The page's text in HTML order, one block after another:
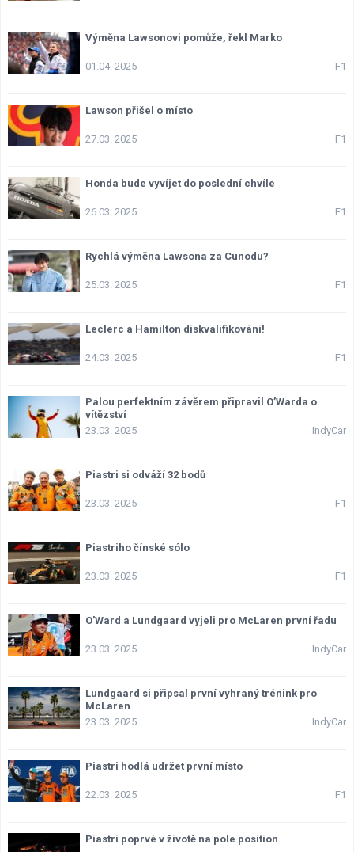
Výměna Lawsonovi pomůže, řekl Marko
F1
01.04. 2025
Lawson přišel o místo
F1
27.03. 2025
Honda bude vyvíjet do poslední chvíle
F1
26.03. 2025
Rychlá výměna Lawsona za Cunodu?
F1
25.03. 2025
Leclerc a Hamilton diskvalifikováni!
F1
24.03. 2025
Palou perfektním závěrem připravil O’Warda o
vítězství
IndyCar
23.03. 2025
Piastri si odváží 32 bodů
F1
23.03. 2025
Piastriho čínské sólo
F1
23.03. 2025
O’Ward a Lundgaard vyjeli pro McLaren první řadu
IndyCar
23.03. 2025
Lundgaard si připsal první vyhraný trénink pro
McLaren
IndyCar
23.03. 2025
Piastri hodlá udržet první místo
F1
22.03. 2025
Piastri poprvé v životě na pole position